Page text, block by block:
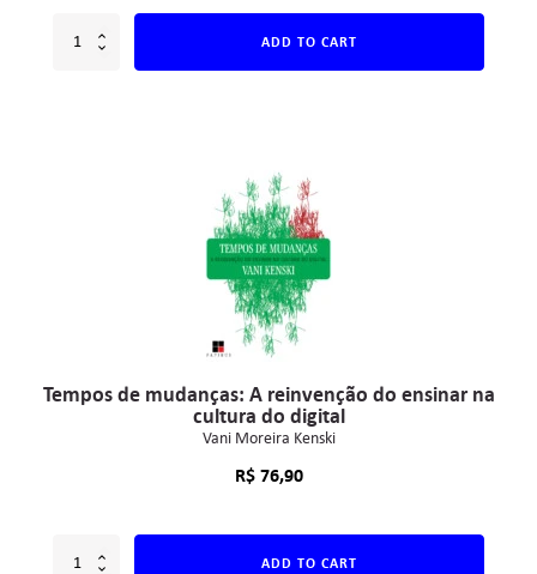
ADD TO CART
Tempos de mudanças: A reinvenção do ensinar na
cultura do digital
Vani Moreira Kenski
R$76,90
ADD TO CART